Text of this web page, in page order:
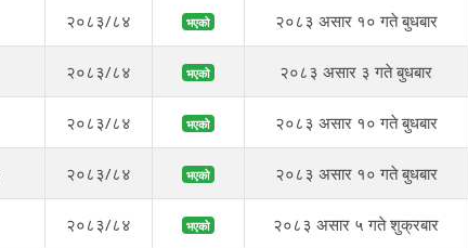
२०८३/८४ भएको २०८३ असार १० गते बुधबार
२०८३/८४ भएको २०८३ असार ३ गते बुधबार
२०८३/८४ भएको २०८३ असार १० गते बुधबार
२०८३/८४ भएको २०८३ असार १० गते बुधबार
२०८३/८४ भएको २०८३ असार ५ गते शुक्रबार